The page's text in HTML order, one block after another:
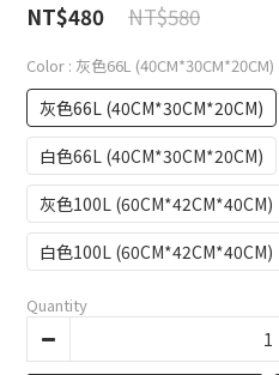
NT$580
NT$480
Color : 灰色66L (40CM*30CM*20CM)
灰色66L (40CM*30CM*20CM)
白色66L (40CM*30CM*20CM)
灰色100L (60CM*42CM*40CM)
白色100L (60CM*42CM*40CM)
Quantity